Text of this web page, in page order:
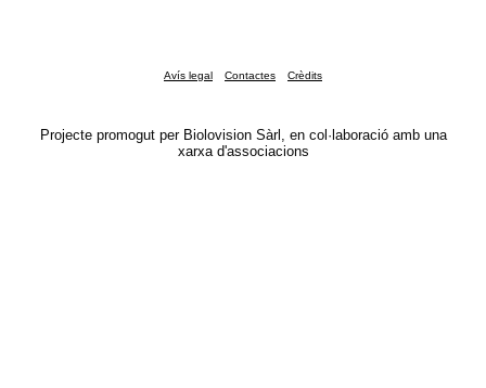
Avís legal Contactes Crèdits
Projecte promogut per Biolovision Sàrl, en col·laboració amb una
xarxa d'associacions